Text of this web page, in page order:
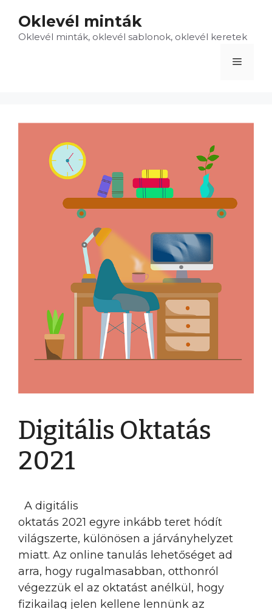
tartalomba
Oklevél minták
Oklevél minták, oklevél sablonok, oklevél keretek
Menü
Digitális Oktatás
2021
A digitális
oktatás 2021 egyre inkább teret hódít
világszerte, különösen a járványhelyzet
miatt. Az online tanulás lehetőséget ad
arra, hogy rugalmasabban, otthonról
végezzük el az oktatást anélkül, hogy
fizikailag jelen kellene lennünk az